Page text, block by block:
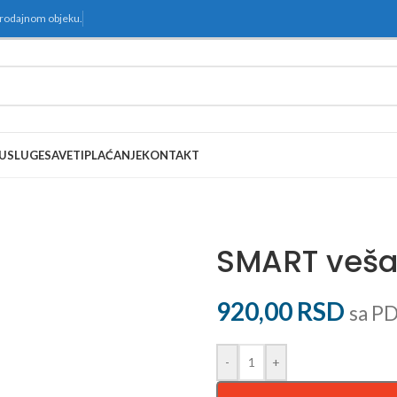
objeku.
USLUGESAVETIPLAĆANJEKONTAKT
SMART
920,00 RSD sa
- +